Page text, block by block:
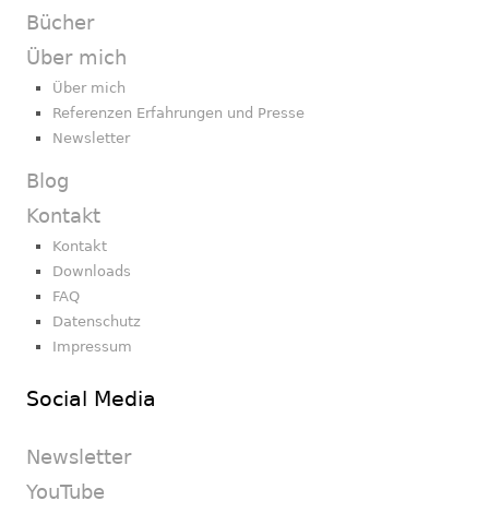
Bücher
Über mich
Über mich
Referenzen Erfahrungen und Presse
Newsletter
Blog
Kontakt
Kontakt
Downloads
FAQ
Datenschutz
Impressum
Social Media
Newsletter
YouTube